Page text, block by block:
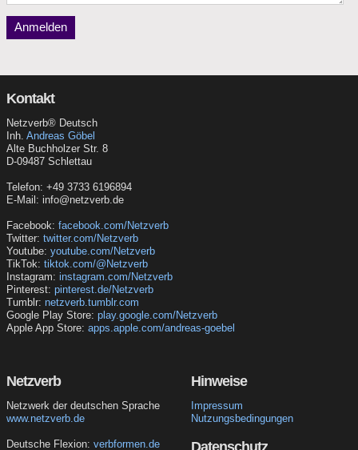
Anmelden
Kontakt
Netzverb® Deutsch
Inh. Andreas Göbel
Alte Buchholzer Str. 8
D-09487 Schlettau
Telefon: +49 3733 6196894
E-Mail: info@netzverb.de
Facebook: facebook.com/Netzverb
Twitter: twitter.com/Netzverb
Youtube: youtube.com/Netzverb
TikTok: tiktok.com/@Netzverb
Instagram: instagram.com/Netzverb
Pinterest: pinterest.de/Netzverb
Tumblr: netzverb.tumblr.com
Google Play Store: play.google.com/Netzverb
Apple App Store: apps.apple.com/andreas-goebel
Netzverb
Netzwerk der deutschen Sprache
www.netzverb.de
Deutsche Flexion: verbformen.de
Hinweise
Impressum
Nutzungsbedingungen
Datenschutz